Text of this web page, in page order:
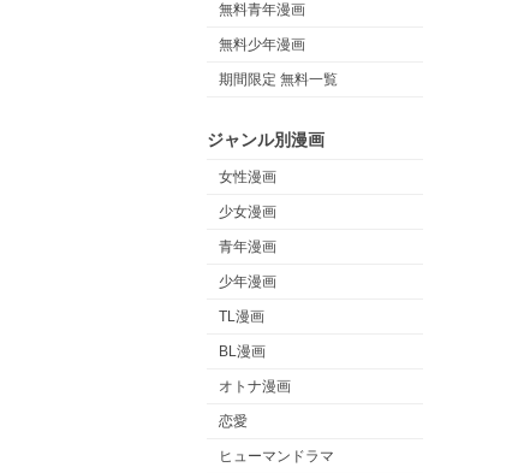
無料青年漫画
無料少年漫画
期間限定 無料一覧
ジャンル別漫画
女性漫画
少女漫画
青年漫画
少年漫画
TL漫画
BL漫画
オトナ漫画
恋愛
ヒューマンドラマ